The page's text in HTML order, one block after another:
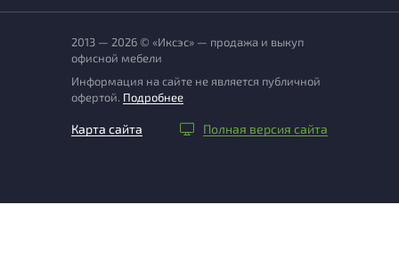
2013 — 2026 © «Иксэс» — продажа и выкуп
офисной мебели
Информация на сайте не является публичной
офертой. Подробнее
Карта сайта Полная версия сайта